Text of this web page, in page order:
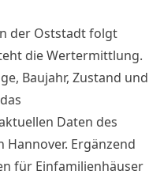
der Oststadt folgt
die Wertermittlung.
Baujahr, Zustand und
Daten des
Hannover. Ergänzend
für Einfamilienhäuser